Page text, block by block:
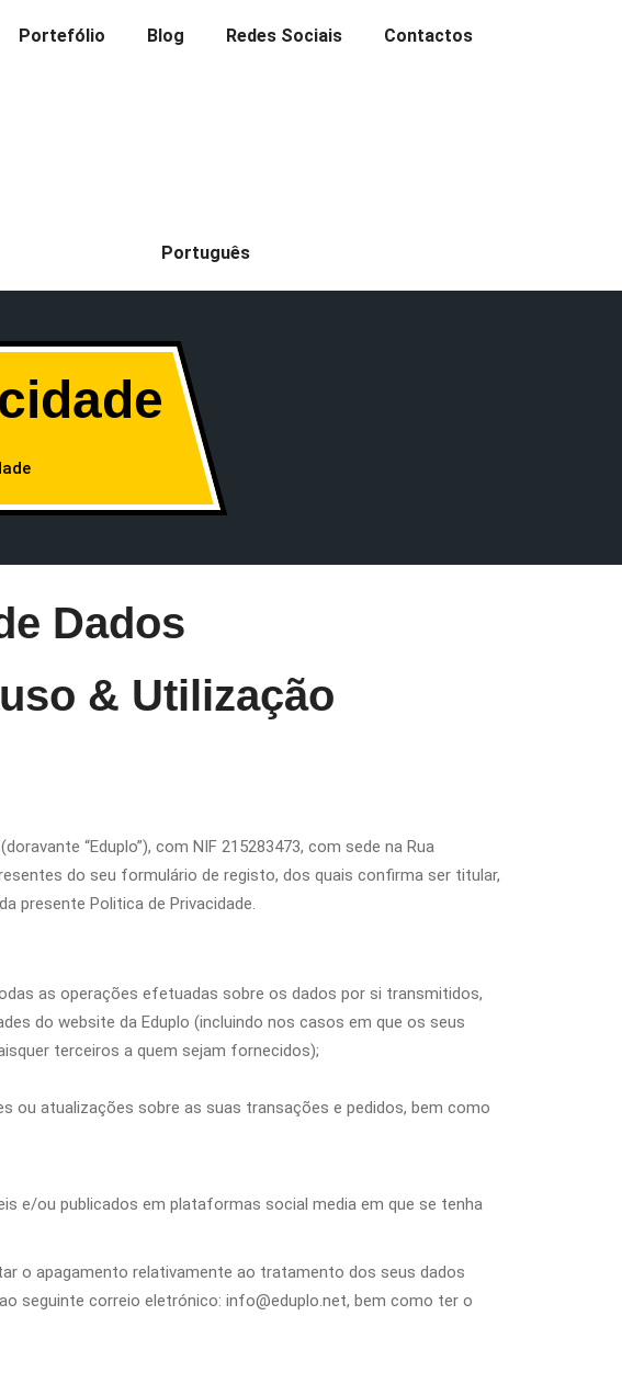
Portefólio Blog Redes Sociais Contactos
Português
Dados
& Utilização
“Eduplo”), com NIF 215283473, com sede na Rua
do seu formulário de registo, dos quais confirma ser titular,
presente Politica de Privacidade.
as operações efetuadas sobre os dados por si transmitidos,
do website da Eduplo (incluindo nos casos em que os seus
terceiros a quem sejam fornecidos);
ou atualizações sobre as suas transações e pedidos, bem como
e/ou publicados em plataformas social media em que se tenha
o apagamento relativamente ao tratamento dos seus dados
seguinte correio eletrónico: info@eduplo.net, bem como ter o